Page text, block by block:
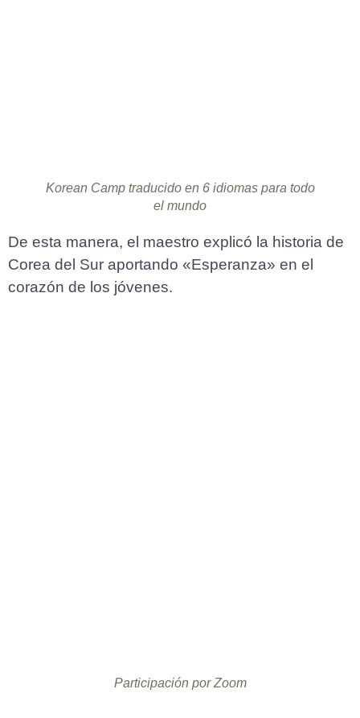
Korean Camp traducido en 6 idiomas para todo
el mundo
De esta manera, el maestro explicó la historia de
Corea del Sur aportando «Esperanza» en el
corazón de los jóvenes.
Participación por Zoom